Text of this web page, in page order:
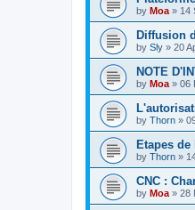
by Moa » 14
Diffusion
by Sly » 20
NOTE
by Moa » 06
by Thorn »
Etapes
by Thorn »
CNC :
by Moa » 28